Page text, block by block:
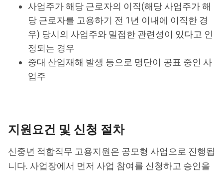
사업주가 해당 근로자의 이직(해당 사업주가 해
당 근로자를 고용하기 전 1년 이내에 이직한 경
우) 당시의 사업주와 밀접한 관련성이 있다고 인
정되는 경우
중대 산업재해 발생 등으로 명단이 공표 중인 사
업주
지원요건 및 신청 절차
신중년 적합직무 고용지원은 공모형 사업으로 진행됩
니다. 사업장에서 먼저 사업 참여를 신청하고 승인을